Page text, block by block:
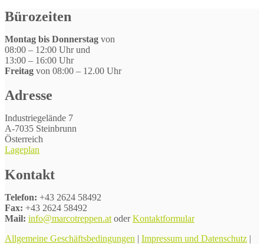
Bürozeiten
Montag bis Donnerstag von
08:00 – 12:00 Uhr und
13:00 – 16:00 Uhr
Freitag von 08:00 – 12.00 Uhr
Adresse
Industriegelände 7
A-7035 Steinbrunn
Österreich
Lageplan
Kontakt
Telefon: +43 2624 58492
Fax: +43 2624 58492
Mail: info@marcotreppen.at oderKontaktformular
Allgemeine Geschäftsbedingungen | Impressum und Datenschutz |